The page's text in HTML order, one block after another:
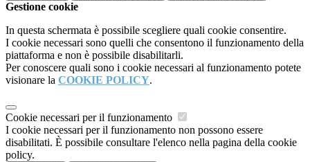
Gestione cookie
In questa schermata è possibile scegliere quali cookie consentire.
I cookie necessari sono quelli che consentono il funzionamento della
piattaforma e non è possibile disabilitarli.
Per conoscere quali sono i cookie necessari al funzionamento potete
visionare la COOKIE POLICY.
Cookie necessari per il funzionamento
I cookie necessari per il funzionamento non possono essere
disabilitati. È possibile consultare l'elenco nella pagina della cookie
policy.